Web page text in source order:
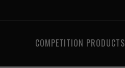
COMPETITION PRODUCTS